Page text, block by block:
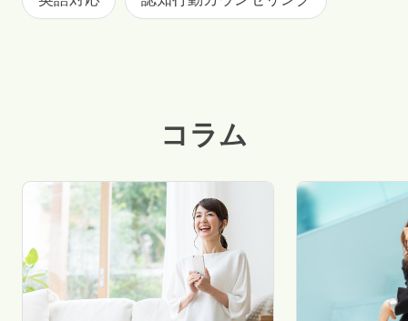
コラム